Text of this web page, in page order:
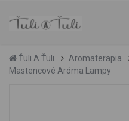
Ťuli A Ťuli Aromaterapia
Mastencové Aróma Lampy